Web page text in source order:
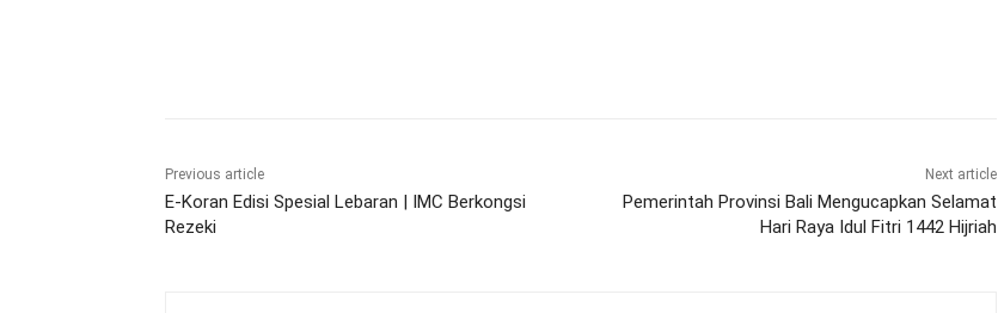
Previous article
E-Koran Edisi Spesial Lebaran | IMC Berkongsi
Rezeki
Next article
Pemerintah Provinsi Bali Mengucapkan Selamat
Hari Raya Idul Fitri 1442 Hijriah